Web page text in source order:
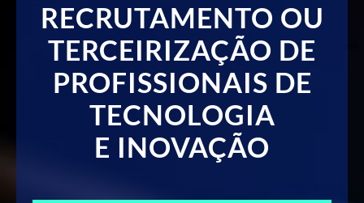
RECRUTAMENTO OU
TERCEIRIZAÇÃO DE
PROFISSIONAIS DE
TECNOLOGIA
E INOVAÇÃO